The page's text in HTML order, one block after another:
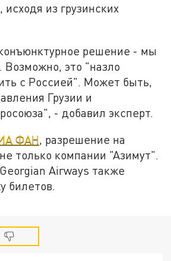
из грузинских
решение - мы
Возможно, это "назло
с Россией". Может быть,
Грузии и
- добавил эксперт.
ФАН, разрешение на
только компании "Азимут".
Airways также
билетов.